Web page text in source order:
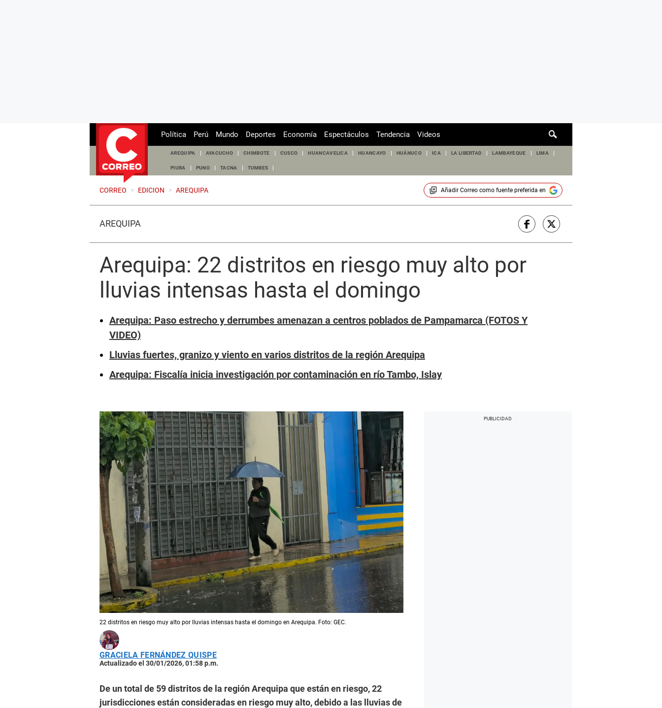
de
Política Perú Mundo Deportes Economía Espectáculos Tendencia Videos
AREQUIPA AYACUCHO CHIMBOTE CUSCO HUANCAVELICA HUANCAYO HUÁNUCO ICA LA LIBERTAD LAMBAYEQUE LIMA
PIURA PUNO TACNA TUMBES
CORREO > EDICION > AREQUIPA Añadir Correocomo fuente preferida en
AREQUIPA
Arequipa: 22 distritos en riesgo muy alto por
lluvias intensas hasta el domingo
Arequipa: Paso estrecho y derrumbes amenazan a centros poblados de Pampamarca (FOTOS Y
VIDEO)
Lluvias fuertes, granizo y viento en varios distritos de la región Arequipa
Arequipa: Fiscalía inicia investigación por contaminación en río Tambo, Islay
22 distritos en riesgo muy alto por lluvias intensas hasta el domingo en Arequipa. Foto: GEC.
GRACIELA FERNÁNDEZ QUISPE
Actualizado el 30/01/2026, 01:58 p.m.
De un total de 59 distritos de la región Arequipa que están en riesgo, 22
jurisdicciones están consideradas en riesgo muy alto, debido a las lluvias de